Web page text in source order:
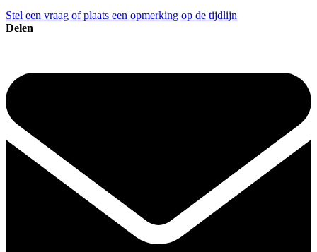
Stel een vraag of plaats een opmerking op de tijdlijn
Delen